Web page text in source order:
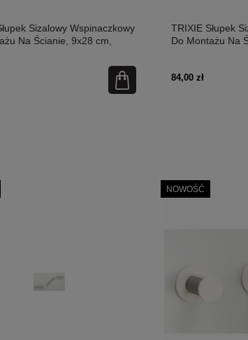
Sizalowy Wspinaczkowy
Na Ścianie, 9x28 cm,
TRIXIE Słupek
Do Montażu Na
84,00 zł
NOWOŚĆ